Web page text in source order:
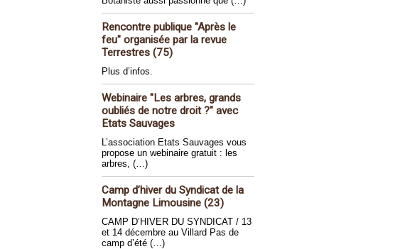
Rencontre publique "Après le
feu" organisée par la revue
Terrestres (75)
Plus d’infos.
Webinaire "Les arbres, grands
oubliés de notre droit ?" avec
Etats Sauvages
L’association Etats Sauvages vous
propose un webinaire gratuit : les
arbres, (…)
Camp d’hiver du Syndicat de la
Montagne Limousine (23)
CAMP D’HIVER DU SYNDICAT / 13
et 14 décembre au Villard Pas de
camp d’été (…)